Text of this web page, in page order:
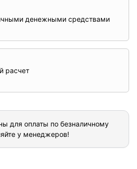
денежными средствами
расчет
для оплаты по безналичному
у менеджеров!